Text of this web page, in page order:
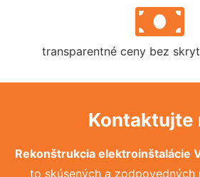
transparentné ceny bez
Kontaktujte
Rekonštrukcia elektroinštalácie
to skúsených a zodpovedných